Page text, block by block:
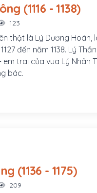
Lý Thần Tông (1116 - 1138)
123
thật là Lý Dương Hoán,
đến năm 1138. Lý
em trai của vua Lý Nhân
bác.
Lý Anh Tông (1136 - 1175)
209